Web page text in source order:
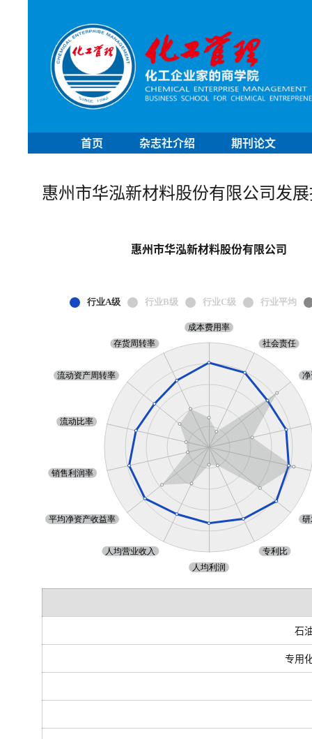
首页 杂志社介绍 期刊论文
惠州市华泓新材料股份有限公司发
惠州市华泓新材料股份有限公司
石
专用